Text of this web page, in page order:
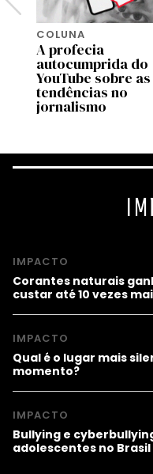
COLUNA
A profecia
autocumprida do
YouTube sobre as
tendências no
jornalismo
IMPACTO
Corantes naturais
custar até 10 vezes
IMPACTO
Qual é o lugar mais
momento?
IMPACTO
Bullying e
adolescentes no Brasil